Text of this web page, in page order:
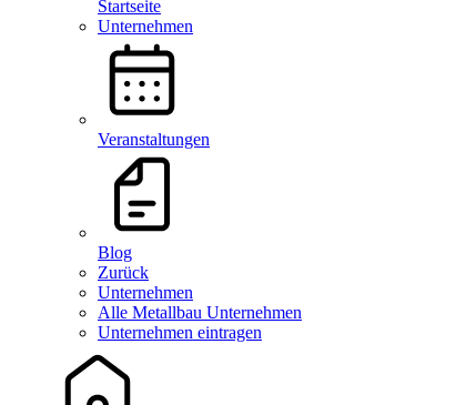
Startseite
Unternehmen
Veranstaltungen
Blog
Zurück
Unternehmen
Alle Metallbau Unternehmen
Unternehmen eintragen